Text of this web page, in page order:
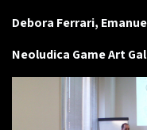
Debora Ferrari,
Neoludica Game Art